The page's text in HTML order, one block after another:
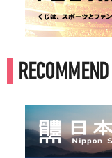
RECOMMEND